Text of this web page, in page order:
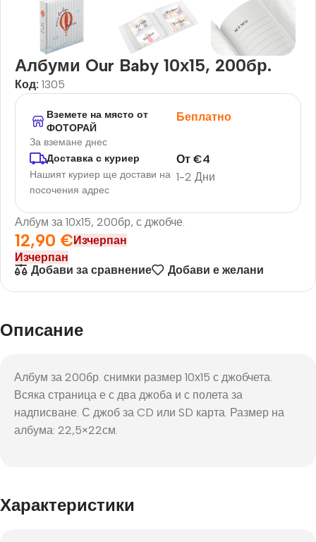
Албуми Our Baby 10х15, 200бр.
Код: 1305
Вземете на място от
ФОТОРАЙ
За вземане днес
Беплатно
Доставка с куриер
Нашият куриер ще достави на
посочения адрес
1-2 Дни
От€4
Албум за 10х15, 200бр, с джобче.
12,90 €Изчерпан
Изчерпан
Добави за сравнение
Добави е желани
Описание
Албум за 200бр. снимки размер 10х15 с джобчета.
Всяка страница е с два джоба и с полета за
надписване. С джоб за CD или SD карта. Размер на
албума: 22,5×22см.
Характеристики